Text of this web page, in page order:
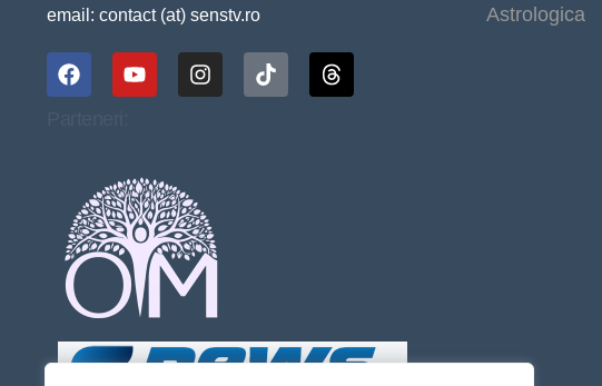
email: contact (at) senstv.ro
Astrologica